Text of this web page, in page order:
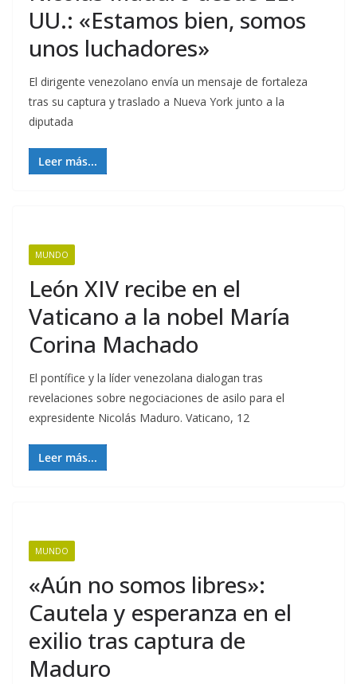
UU.: «Estamos bien, somos
unos luchadores»
El dirigente venezolano envía un mensaje de fortaleza
tras su captura y traslado a Nueva York junto a la
diputada
Leer más...
MUNDO
León XIV recibe en el
Vaticano a la nobel María
Corina Machado
El pontífice y la líder venezolana dialogan tras
revelaciones sobre negociaciones de asilo para el
expresidente Nicolás Maduro. Vaticano, 12
Leer más...
MUNDO
«Aún no somos libres»:
Cautela y esperanza en el
exilio tras captura de
Maduro